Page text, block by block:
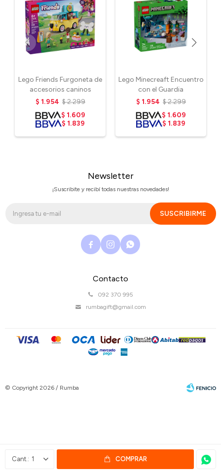
1 COMPRAR
Lego Friends Furgoneta de
accesorios caninos
$ 1.954 $2.299
$ 1.609
$ 1.839
Lego Minecreaft Encuentro
con el Guardia
$ 1.954 $2.299
$ 1.609
$ 1.839
Contacto
092 370 995
rumbagift@gmail.com
Newsletter
¡Suscribite y recibí todas nuestras novedades!
SUSCRIBIRME
  
© Copyright 2026 / Rumba
Fenicio